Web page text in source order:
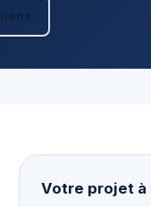
Votre projet à